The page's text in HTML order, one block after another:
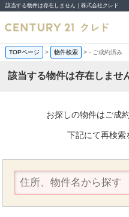
該当する物件は存在しません｜株式会社クレド
TOPページ > 物件検索 >- ご成約済み
該当する物件は存在しませ
お探しの物件はご成
下記にて再検索